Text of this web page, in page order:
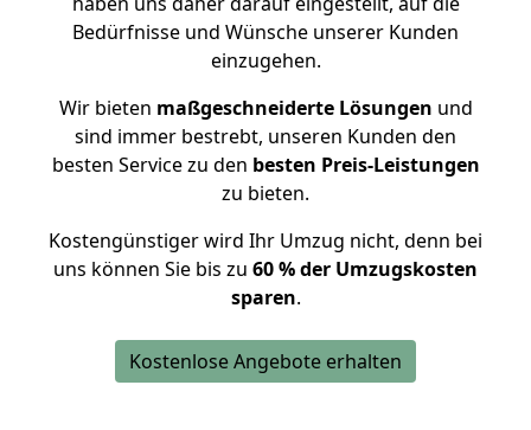
Bedürfnisse und Wünsche unserer Kunden
einzugehen.
Wir bieten maßgeschneiderte Lösungen und
sind immer bestrebt, unseren Kunden den
besten Service zu den besten Preis-Leistungen
zu bieten.
Kostengünstiger wird Ihr Umzug nicht, denn bei
uns können Sie bis zu 60 % der Umzugskosten
sparen.
Kostenlose Angebote erhalten